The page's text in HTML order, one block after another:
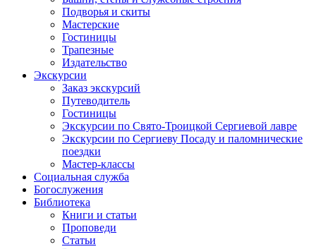
Подворья и скиты
Мастерские
Гостиницы
Трапезные
Издательство
Экскурсии
Заказ экскурсий
Путеводитель
Гостиницы
Экскурсии по Свято-Троицкой Сергиевой лавре
Экскурсии по Сергиеву Посаду и паломнические
поездки
Мастер-классы
Социальная служба
Богослужения
Библиотека
Книги и статьи
Проповеди
Статьи